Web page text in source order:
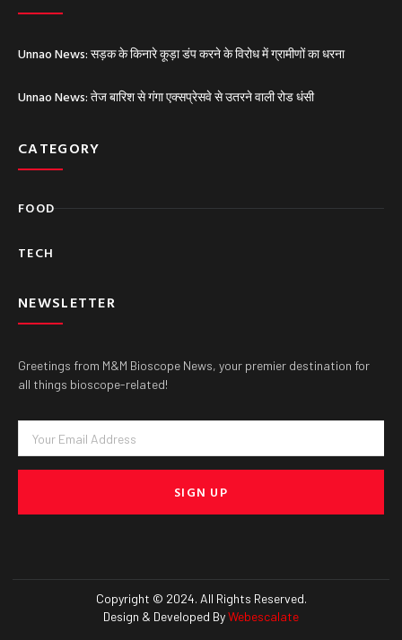
Unnao News: सड़क के किनारे कूड़ा डंप करने के विरोध में ग्रामीणों का धरना
Unnao News: तेज बारिश से गंगा एक्सप्रेसवे से उतरने वाली रोड धंसी
CATEGORY
FOOD
TECH
NEWSLETTER
Greetings from M&M Bioscope News, your premier destination for
all things bioscope-related!
Email
SIGN UP
Copyright © 2024. All Rights Reserved.
Design & Developed ByWebescalate